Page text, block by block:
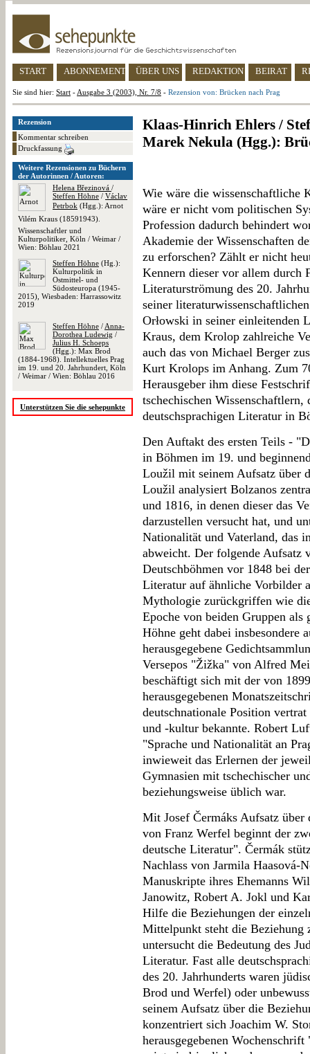
START ABONNEMENT ÜBER UNS REDAKTION BEIRAT
Sie sind hier: Start - Ausgabe 3 (2003), Nr. 7/8 - Rezension von: Brücken nach Prag
Rezension
Kommentar schreiben
Druckfassung
Weitere Rezensionen zu Büchern
der Autorinnen / Autoren:
Helena Březinová /
Steffen Höhne / Václav
Petrbok (Hgg.): Arnot
Vilém Kraus (18591943).
Wissenschaftler und
Kulturpolitiker, Köln / Weimar /
Wien: Böhlau 2021
Steffen Höhne (Hg.):
Kulturpolitik in
Ostmittel- und
Südosteuropa (1945-
2015), Wiesbaden: Harrassowitz
2019
Steffen Höhne / Anna-
Dorothea Ludewig /
Julius H. Schoeps
(Hgg.): Max Brod
(1884-1968). Intellektuelles Prag
im 19. und 20. Jahrhundert, Köln
/ Weimar / Wien: Böhlau 2016
Unterstützen Sie die sehepunkte
Klaas-Hinrich Ehlers /
Marek Nekula (Hgg.):
Wie wäre die wissenschaftliche
wäre er nicht vom politischen
Profession dadurch behindert
Akademie der Wissenschaften
zu erforschen? Zählt er nicht
Kennern dieser vor allem durch
Literaturströmung des 20.
seiner
Orłowski in seiner einleitenden
Kraus, dem Krolop zahlreiche
auch das von Michael Berger
Kurt Krolops im Anhang. Zum
Herausgeber ihm diese
tschechischen
deutschsprachigen Literatur in
Den Auftakt des ersten Teils -
in Böhmen im 19. und
Loužil mit seinem Aufsatz über
Loužil analysiert Bolzanos
und 1816, in denen dieser das
darzustellen versucht hat, und
Nationalität und Vaterland, das
abweicht. Der folgende Aufsatz
Deutschböhmen vor 1848 bei
Literatur auf ähnliche Vorbilder
Mythologie zurückgriffen wie
Epoche von beiden Gruppen als
Höhne geht dabei insbesondere
herausgegebene
Versepos "Žižka" von Alfred
beschäftigt sich mit der von
herausgegebenen
deutschnationale Position
und -kultur bekannte. Robert
"Sprache und Nationalität an
inwieweit das Erlernen der
Gymnasien mit tschechischer
beziehungsweise üblich war.
Mit Josef Čermáks Aufsatz über
von Franz Werfel beginnt der
deutsche Literatur". Čermák
Nachlass von Jarmila Haasová-
Manuskripte ihres Ehemanns
Janowitz, Robert A. Jokl und
Hilfe die Beziehungen der
Mittelpunkt steht die Beziehung
untersucht die Bedeutung des
Literatur. Fast alle
des 20. Jahrhunderts waren
Brod und Werfel) oder
seinem Aufsatz über die
konzentriert sich Joachim W.
herausgegebenen